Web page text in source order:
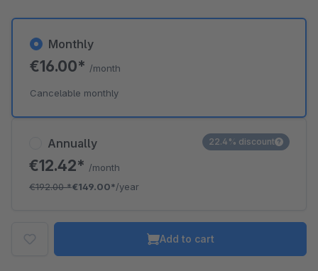
Annually
€12.42* /month
€192.00*€149.00*/year
22.4% discount
Monthly
€16.00* /month
Cancelable monthly
Add to cart